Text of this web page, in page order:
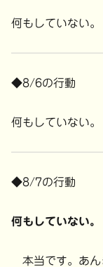
何もしていない。
◆8/6の行動
何もしていない。
◆8/7の行動
何もしていない。
本当です。あん